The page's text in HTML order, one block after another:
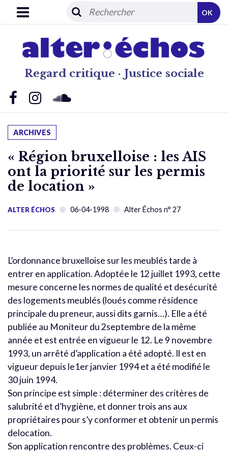
Regard critique · Justice sociale
OK
ARCHIVES
« Région bruxelloise : les AIS
ont la priorité sur les permis
de location »
ALTER ÉCHOS 06-04-1998 Alter Échos n° 27
L’ordonnance bruxelloise sur les meublés tarde à
entrer en application. Adoptée le 12 juillet 1993, cette
mesure concerne les normes de qualité et desécurité
des logements meublés (loués comme résidence
principale du preneur, aussi dits garnis…). Elle a été
publiée au Moniteur du 2septembre de la même
année et est entrée en vigueur le 12. Le 9 novembre
1993, un arrêté d’application a été adopté. Il est en
vigueur depuis le1er janvier 1994 et a été modifié le
30 juin 1994.
Son principe est simple : déterminer des critères de
salubrité et d’hygiène, et donner trois ans aux
propriétaires pour s’y conformer et obtenir un permis
delocation.
Son application rencontre des problèmes. Ceux-ci